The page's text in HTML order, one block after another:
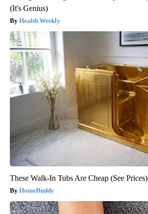
(It's Genius)
Health Weekly
These Walk-In Tubs Are Cheap (See Prices)
HomeBuddy